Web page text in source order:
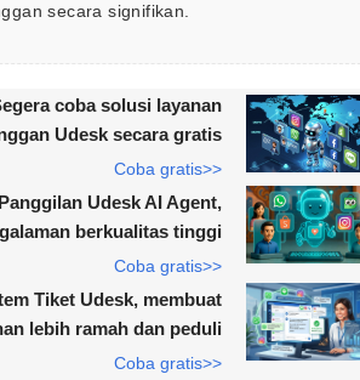
secara signifikan.
coba solusi layanan
Udesk secara gratis
Coba gratis>>
Udesk AI Agent,
berkualitas tinggi
Coba gratis>>
Tiket Udesk, membuat
lebih ramah dan peduli
Coba gratis>>